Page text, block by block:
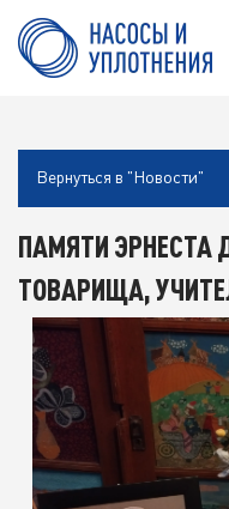
Вернуться в "Новости"
ПАМЯТИ
ТОВАРИЩА,